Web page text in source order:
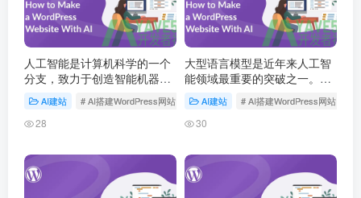
人工智能是计算机科学的一个
分支，致力于创造智能机器。
1956 年达特茅斯会议首次提
出人工智能概念，此后经历多
次发展高潮和低谷，如今深度
AI建站 # AI搭建WordPress网站
28
大型语言模型是近年来人工智
能领域最重要的突破之一。这
些基于深度学习的模型通过海
量文本数据的预训练，获得了
强大的语言理解和生成能力，
式。
AI建站 # AI搭建WordPress网站
30